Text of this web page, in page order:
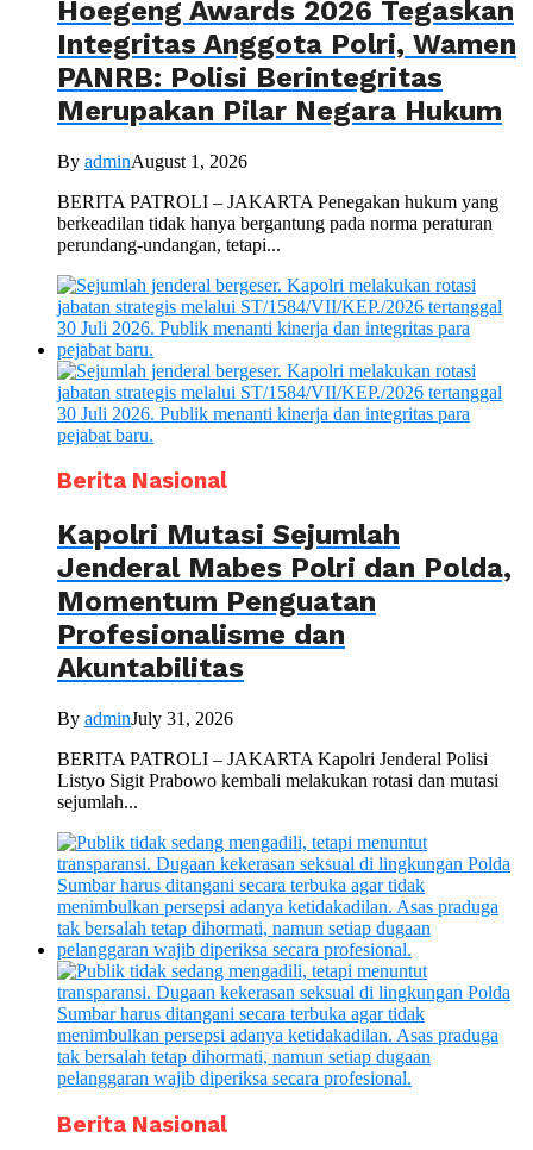
Hoegeng Awards 2026 Tegaskan
Integritas Anggota Polri, Wamen
PANRB: Polisi Berintegritas
Merupakan Pilar Negara Hukum
By adminAugust 1, 2026
BERITA PATROLI – JAKARTA Penegakan hukum yang
berkeadilan tidak hanya bergantung pada norma peraturan
perundang-undangan, tetapi...
Berita Nasional
Kapolri Mutasi Sejumlah
Jenderal Mabes Polri dan Polda,
Momentum Penguatan
Profesionalisme dan
Akuntabilitas
By adminJuly 31, 2026
BERITA PATROLI – JAKARTA Kapolri Jenderal Polisi
Listyo Sigit Prabowo kembali melakukan rotasi dan mutasi
sejumlah...
Berita Nasional